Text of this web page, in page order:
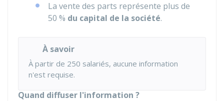
La vente des parts représente plus de
50 % du capital de la société.
À savoir
À partir de 250 salariés, aucune information
n'est requise.
Quand diffuser l'information ?